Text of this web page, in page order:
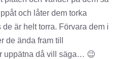
och låter dem torka
är helt torra. Förvara dem i
de ända fram till
uppätna då vill säga… 😉